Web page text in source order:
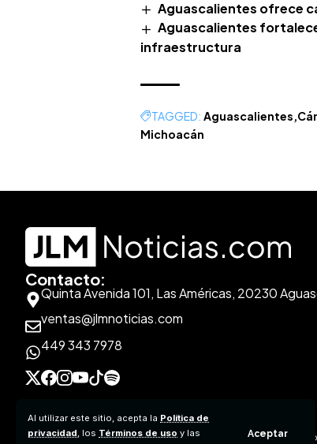
Al utilizar este sitio, acepta la Política de
privacidad, los Términos de uso y las
Aceptar
Aguascalientes ofrece
Aguascalientes
infraestructura
TAGGED: Aguascalientes
Michoacán
Contacto:
Quinta Avenida 101, Las Américas, 20230
ventas@jlmnoticias.com
449 343 7978
Aviso de PrivacidadPolíticas de Contenido Políticas de